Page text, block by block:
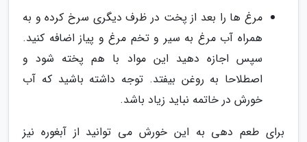
مرغ ها را بعد از پخت در ظرف دیگری سرخ کرده و به
همراه آب مرغ به سیر و تخم مرغ و پیاز اضافه کنید.
سپس اجازه دهید این مواد با هم پخته شود و
اصطلاحا به روغن بیفتد. توجه داشته باشید که آب
خورش در خاتمه نباید زیاد باشد.
برای طعم دهی به این خورش می توانید از آبغوره نیز